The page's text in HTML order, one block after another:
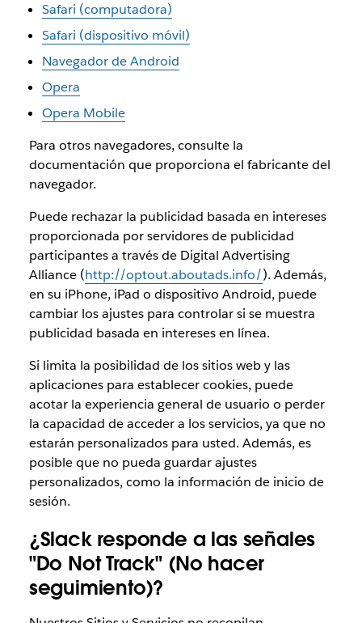
Safari (computadora)
Safari (dispositivo móvil)
Navegador de Android
Opera
Opera Mobile
Para otros navegadores, consulte la
documentación que proporciona el fabricante del
navegador.
Puede rechazar la publicidad basada en intereses
proporcionada por servidores de publicidad
participantes a través de Digital Advertising
Alliance (http://optout.aboutads.info/). Además,
en su iPhone, iPad o dispositivo Android, puede
cambiar los ajustes para controlar si se muestra
publicidad basada en intereses en línea.
Si limita la posibilidad de los sitios web y las
aplicaciones para establecer cookies, puede
acotar la experiencia general de usuario o perder
la capacidad de acceder a los servicios, ya que no
estarán personalizados para usted. Además, es
posible que no pueda guardar ajustes
personalizados, como la información de inicio de
sesión.
¿Slack responde a las señales
"Do Not Track" (No hacer
seguimiento)?